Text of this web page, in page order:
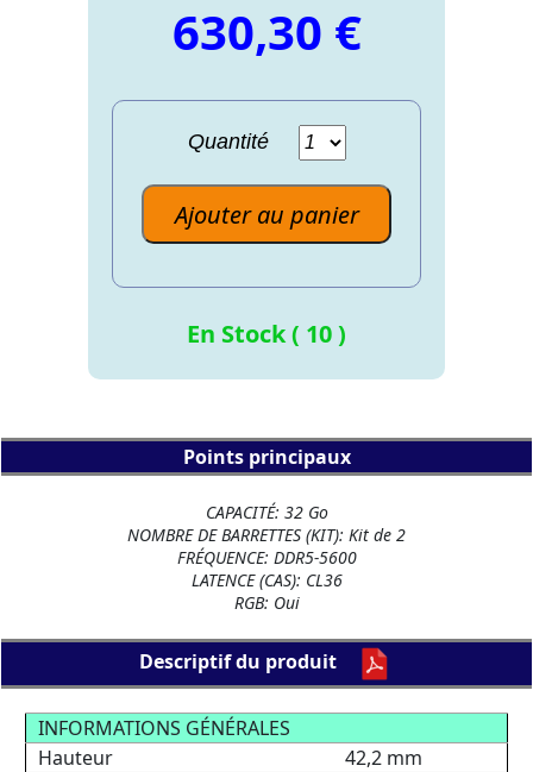
630,30 €
Quantité
Ajouter au panier
En Stock ( 10 )
Points principaux
CAPACITÉ: 32 Go
NOMBRE DE BARRETTES (KIT): Kit de 2
FRÉQUENCE: DDR5-5600
LATENCE (CAS): CL36
RGB: Oui
Descriptif du produit
INFORMATIONS GÉNÉRALES
Hauteur
42,2 mm